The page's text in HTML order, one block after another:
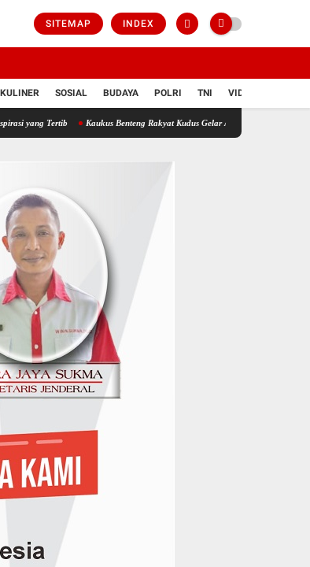
SITEMAP INDEX
KULINER SOSIAL BUDAYA POLRI TNI VIDIO
Kaukus Benteng Rakyat Kudus Gelar Aksi Depan Gedung DPRD Kudus,